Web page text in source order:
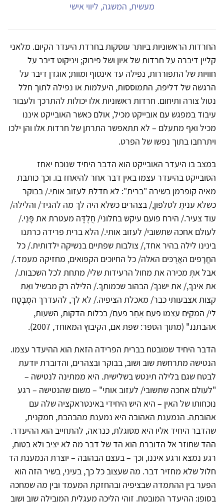
מעשית, המשגה, ליווי אישי
החרדות הראשוניות ביותר עוסקות בחרדת היעדר הקיום. מלאני
קליין דיברה על חרדות של איון ושל פירוק; ויניקוט דיבר על
חוויות של התפוררות, נפילה עד אינסוף ומוות; אוגדן דיבר על
הרגשה של דליפה, התמוססות, היעלמות או נפילה לתוך חלל
נטול צורה ותיחום. חרדות ראשוניות אלו יכולות להתרכך ולעבור
עיבוד במפגש עם אובייקט מכיל, אולם כאשר האובייקט איננו
מכיל ואף מתעלם – לא תתאפשר התרתן של חרדות אלו והן ילכו
ויתרחבו בתוך נפשו של הפרט.
במצב בו היעדר האובייקט הוא הדבר היחיד שנוכח יאחז
הסובייקט בהיעדר עצמו באין דבר אחר להיאחז בו. וכך כותבת
מאיה קופרמן בשירה "ברית": לא חדלתְּ לעזוב אותי./ בבוקר
כשלא עניתְּ לטלפון,/ בצהרים כשלא היה לךְ מה להגיד/ והלילה/
עוד צעיר./ הירח פועם עיקש בחלוני/ חֲלֻדָּה מעטרת את פָּנַי./
לעולם אחכה שתשובי/ לעזוב אותי./ הלא ברית פרידה כרתנו
בינינו לילה בהיר אחד,/ צולבות שפתיים בנשיקה ילדותית./ כל
החֳרָפים האֲרֻכּים האלה/ כל החיוכים הקפואים, מחזיקה מעמד./
אבל אתְּ מכירה את מחול הרעידות שלי/ מתחת לכל השכבות./
את אינךְ,/ את ישנךְ/ הבהוב שכמותךְ./ הלילה רק מבשיל ואֶת
קצות אצבעותי כבר/ מאכלת הציפיה./ לא לךְ, להעדרךְ המֻּבְטָח
לי/ המְקַיֵּם עצמו פעם אַחַר פעם/ בכלות הדקות, השעות,
אהבתנו." (מתוך הספר: שפת אם, הקיבוץ המאוחד, 2007).
הדבר היחיד שמובטח בברית הפרידה הזאת הוא ההיעדר עצמו.
הנטישה מתרחשת שוב ושוב, בבוקר ובצהרים, והדוברת יודעת
לבטח שגם בלילה תינטש בשלישית. היא ממתינה לנטישה –
"לעולם אחכה שתשובי/ לעזוב אותי" – משום שהנטישה – רגע
נוכחותו של האין – היא היש היחידי באינטראקציה שלה עם
אהובתה. הנמענת האהובה היא נמענת מהבהבת, חמקנית,
שהדבר היחיד אליו היא מסוגלת, כנראה, להתחייב הוא ההיעדר.
ההד שחוזר אל הדוברת הוא הד של דבר מה לא יציב ולא בטוח,
רגע נמצא ורגע איננו, וכך – בעצם הבהובה – יוצרת הנמענת הד
חלול שלא מחזיר דבר. מה שעצוב כל כך, בעיני, בשיר הזה הוא
הפער בין ההתמדה שבציפיה ובהחזקת המעמד ובין מה שמחכה
בסופן: ההיעדר המובטח. זוהי הליכה מעגלית המובילה שוב ושוב